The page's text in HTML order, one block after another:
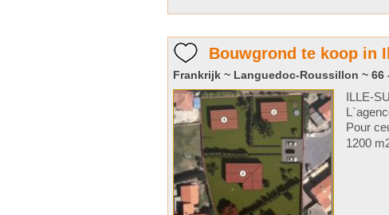
Bouwgrond te koop in
Frankrijk ~ Languedoc-Roussillon ~ 66
ILLE-
Pour
1200